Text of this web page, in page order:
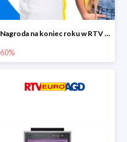
Nagroda na koniec roku w RTV EURO AGD do -60%
60%